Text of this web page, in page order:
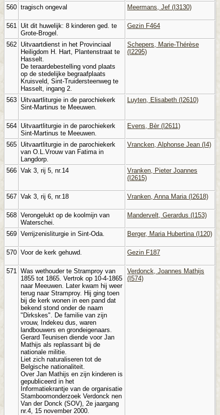
560 tragisch ongeval Meermans, Jef (I3130)
561
Uit dit huwelijk: 8 kinderen ged. te
Grote-Brogel.
Gezin F464
562 Uitvaartdienst in het Provinciaal
Heiligdom H. Hart, Plantenstraat te
Hasselt.
De teraardebestelling vond plaats
op de stedelijke begraafplaats
Kruisveld, Sint-Truidersteenweg te
Hasselt, ingang 2.
Schepers, Marie-Thérèse
(I2295)
563 Uitvaartliturgie in de parochiekerk
Sint-Martinus te Meeuwen.
Luyten, Elisabeth (I2610)
564 Uitvaartliturgie in de parochiekerk
Sint-Martinus te Meeuwen.
Evens, Bèr (I2611)
565 Uitvaartliturgie in de parochiekerk
van O.L.Vrouw van Fatima in
Langdorp.
Vrancken, Alphonse Jean (I4)
566 Vak 3, rij 5, nr.14
Vranken, Pieter Joannes
(I2615)
567 Vak 3, rij 6, nr.18 Vranken, Anna Maria (I2618)
568 Verongelukt op de koolmijn van
Waterschei.
Mandervelt, Gerardus (I153)
569 Verrijzenisliturgie in Sint-Oda. Berger, Maria Hubertina (I120)
570 Voor de kerk gehuwd. Gezin F187
571
Was wethouder te Stramproy van
1855 tot 1865. Vertrok op 10-4-1865
naar Meeuwen. Later kwam hij weer
terug naar Stramproy. Hij ging toen
bij de kerk wonen in een pand dat
bekend stond onder de naam
"Dirkskes". De familie van zijn
vrouw, Indekeu dus, waren
landbouwers en grondeigenaars.
Gerard Teunisen diende voor Jan
Mathijs als replassant bij de
nationale militie.
Liet zich naturaliseren tot de
Belgische nationaliteit.
Over Jan Mathijs en zijn kinderen is
gepubliceerd in het
Informatiekrantje van de organisatie
Stamboomonderzoek Verdonck nen
Van der Donck (SOV), 2e jaargang
nr.4, 15 november 2000.
Verdonck, Joannes Mathijs
(I574)